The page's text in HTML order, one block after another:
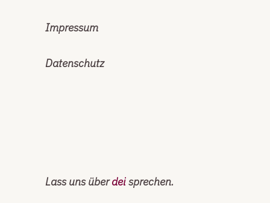
Impressum
Datenschutz
Lass uns überdeinsprechen.